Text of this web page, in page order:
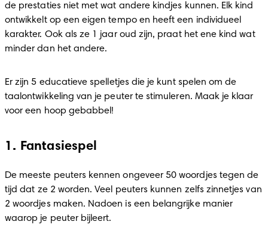
de prestaties niet met wat andere kindjes kunnen. Elk kind
ontwikkelt op een eigen tempo en heeft een individueel
karakter. Ook als ze 1 jaar oud zijn, praat het ene kind wat
minder dan het andere.
Er zijn 5 educatieve spelletjes die je kunt spelen om de
taalontwikkeling van je peuter te stimuleren. Maak je klaar
voor een hoop gebabbel!
1. Fantasiespel
De meeste peuters kennen ongeveer 50 woordjes tegen de
tijd dat ze 2 worden. Veel peuters kunnen zelfs zinnetjes van
2 woordjes maken. Nadoen is een belangrijke manier
waarop je peuter bijleert.